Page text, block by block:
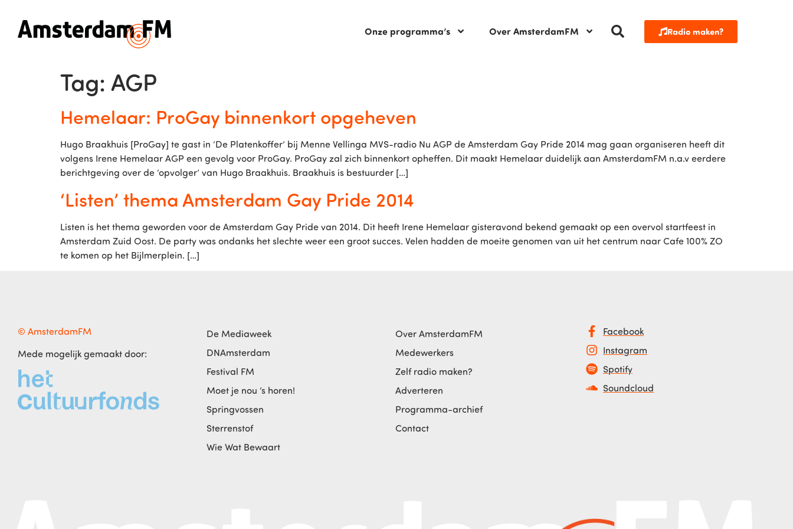
Onze programma’s Over AmsterdamFM Radio maken?
Tag: AGP
Hemelaar: ProGay binnenkort opgeheven
Hugo Braakhuis [ProGay] te gast in ‘De Platenkoffer’ bij Menne Vellinga MVS-radio Nu AGP de Amsterdam Gay Pride 2014 mag gaan organiseren heeft dit
volgens Irene Hemelaar AGP een gevolg voor ProGay. ProGay zal zich binnenkort opheffen. Dit maakt Hemelaar duidelijk aan AmsterdamFM n.a.v eerdere
berichtgeving over de ‘opvolger’ van Hugo Braakhuis. Braakhuis is bestuurder […]
‘Listen’ thema Amsterdam Gay Pride 2014
Listen is het thema geworden voor de Amsterdam Gay Pride van 2014. Dit heeft Irene Hemelaar gisteravond bekend gemaakt op een overvol startfeest in
Amsterdam Zuid Oost. De party was ondanks het slechte weer een groot succes. Velen hadden de moeite genomen van uit het centrum naar Cafe 100% ZO
te komen op het Bijlmerplein. […]
© AmsterdamFM
Mede mogelijk gemaakt door:
De Mediaweek
DNAmsterdam
Festival FM
Moet je nou ‘s horen!
Springvossen
Sterrenstof
Wie Wat Bewaart
Over AmsterdamFM
Medewerkers
Zelf radio maken?
Adverteren
Programma-archief
Contact
Facebook
Instagram
Spotify
Soundcloud